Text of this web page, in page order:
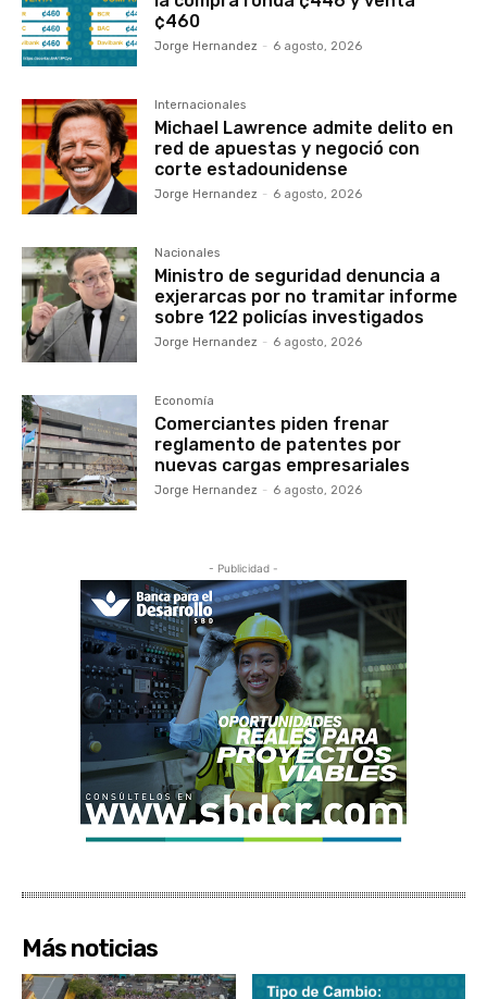
¢460
Jorge Hernandez - 6 agosto, 2026
Internacionales
Michael Lawrence admite delito en
red de apuestas y negoció con
corte estadounidense
Jorge Hernandez - 6 agosto, 2026
Nacionales
Ministro de seguridad denuncia a
exjerarcas por no tramitar informe
sobre 122 policías investigados
Jorge Hernandez - 6 agosto, 2026
Economía
Comerciantes piden frenar
reglamento de patentes por
nuevas cargas empresariales
Jorge Hernandez - 6 agosto, 2026
- Publicidad -
Más noticias